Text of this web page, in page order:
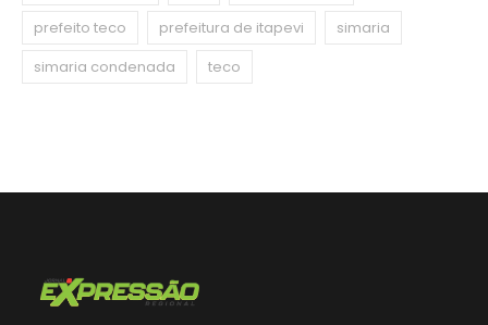
prefeito teco
prefeitura de itapevi
simaria
simaria condenada
teco